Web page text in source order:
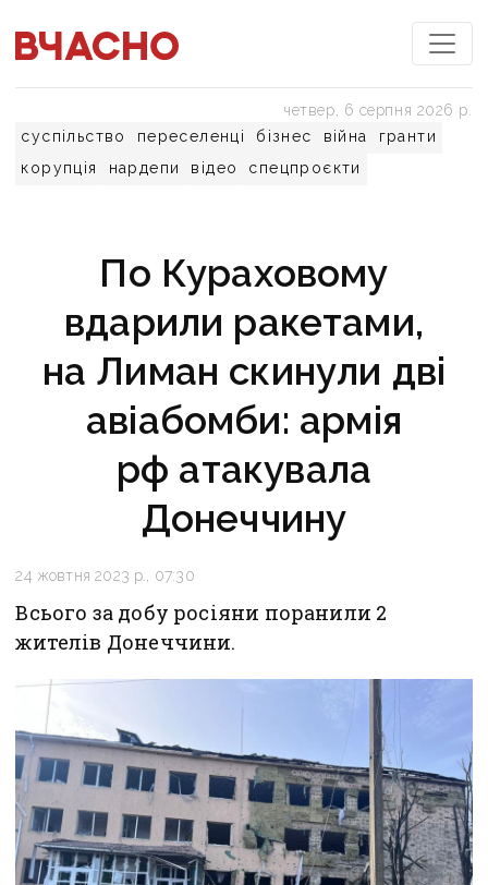
суспільство переселенці бізнес війна
гранти
корупція
нардепи відео спецпроєкти
четвер, 6 серпня 2026 р.
По Кураховому
вдарили ракетами,
на Лиман скинули дві
авіабомби: армія
рф атакувала
Донеччину
24 жовтня 2023 р., 07:30
Всього за добу росіяни поранили 2
жителів Донеччини.